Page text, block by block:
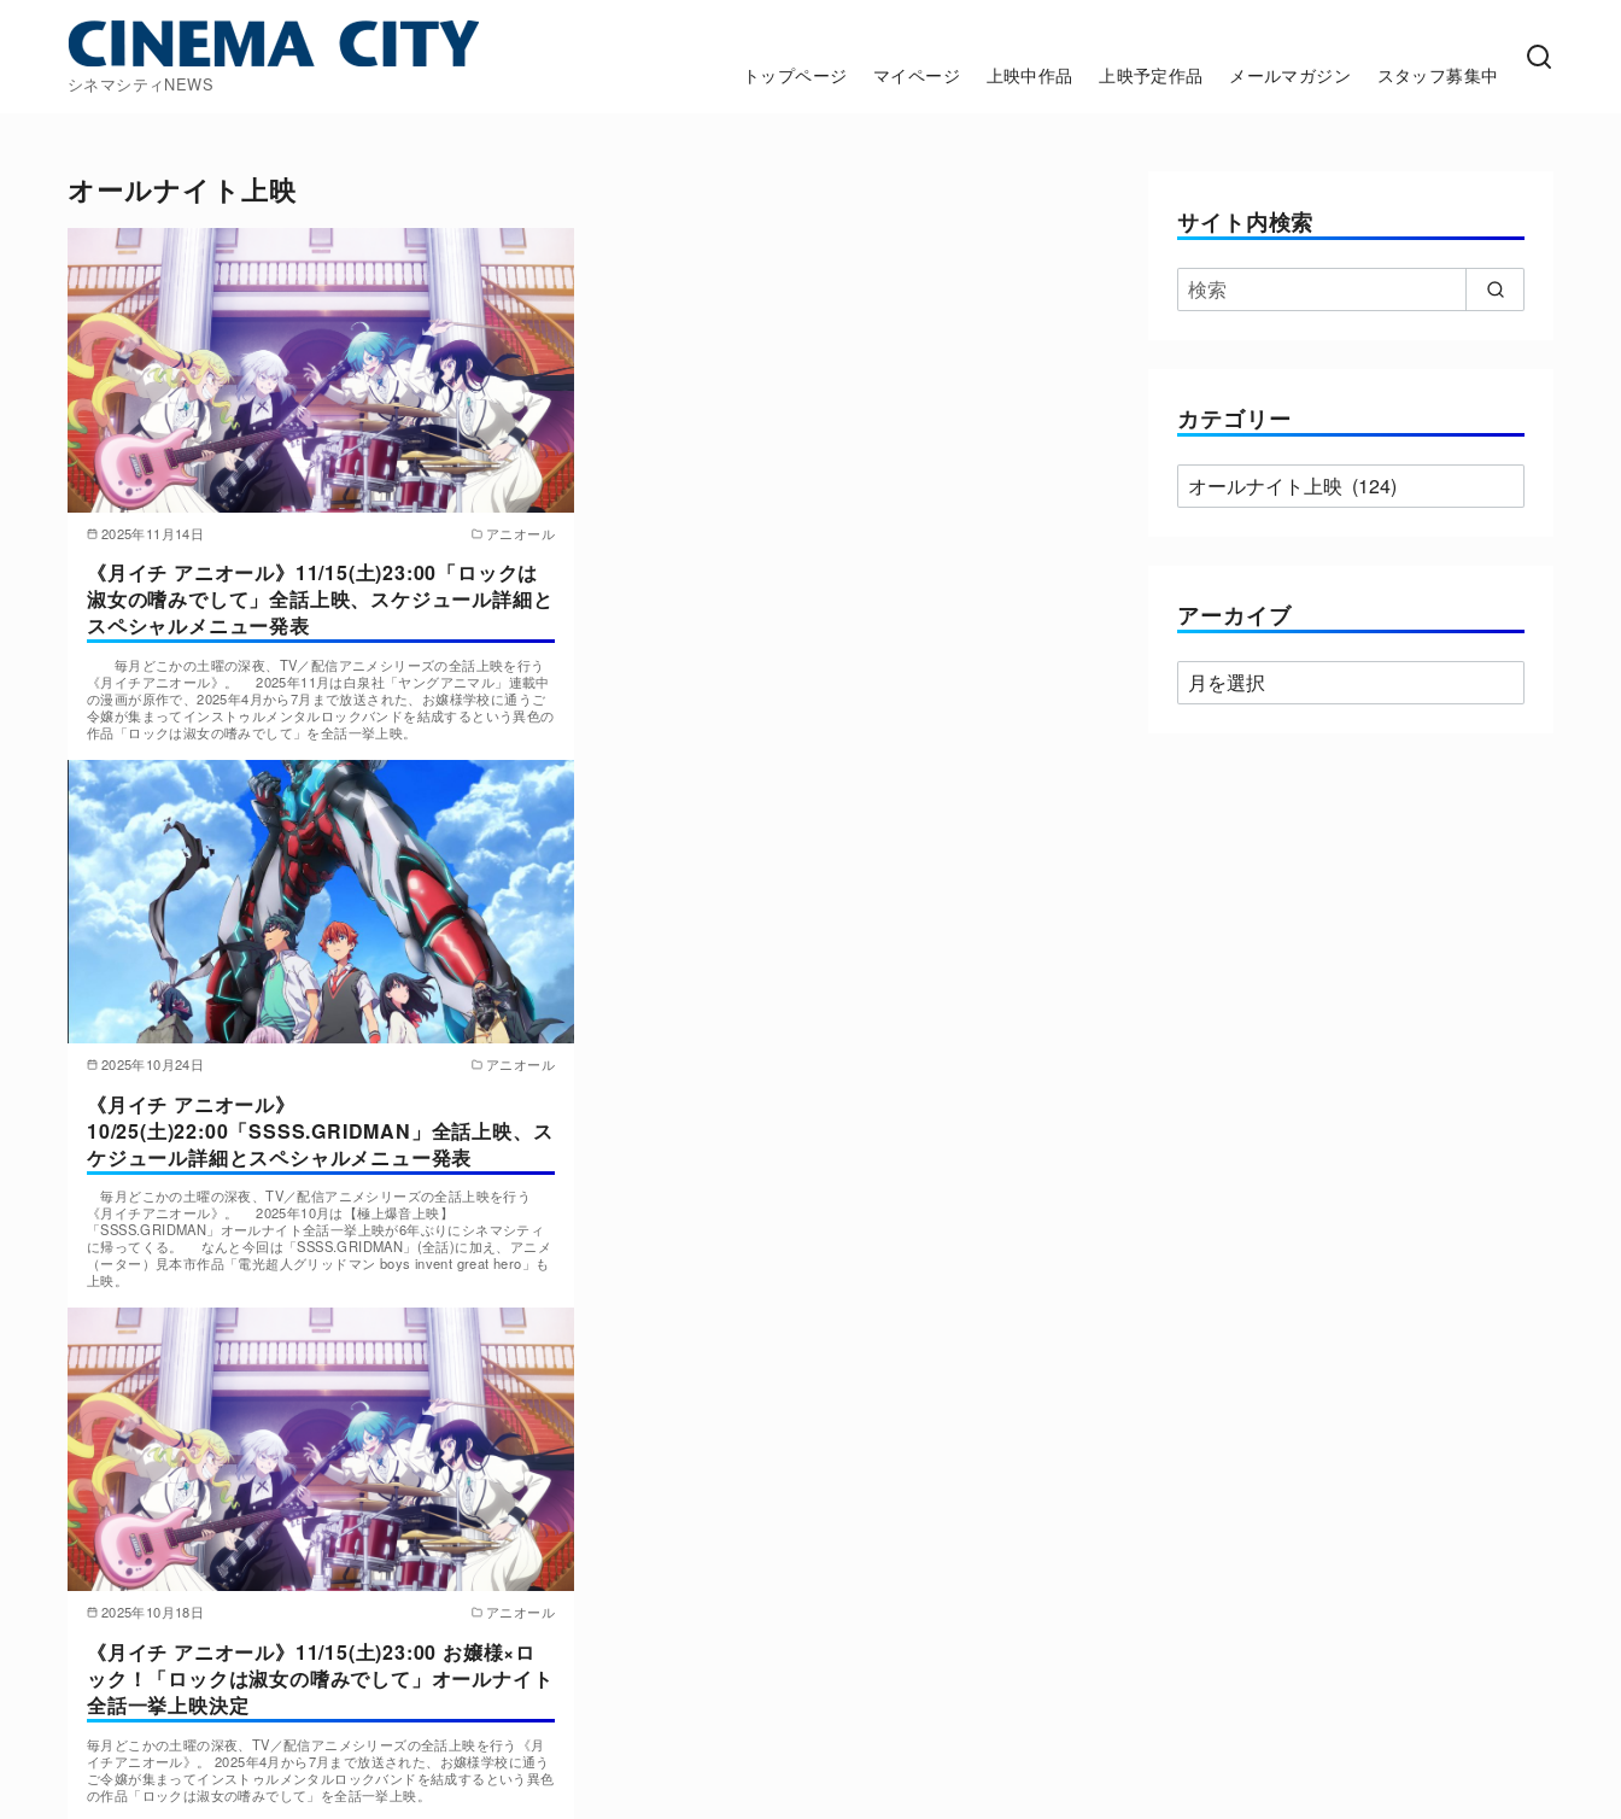
シネマシティNEWS トップページ マイページ 上映中作品 上映予定作品 メールマガジン スタッフ募集中
オールナイト上映
2025年11月14日 アニオール
《月イチ アニオール》11/15(土)23:00「ロックは
淑女の嗜みでして」全話上映、スケジュール詳細と
スペシャルメニュー発表
毎月どこかの土曜の深夜、TV／配信アニメシリーズの全話上映を行う
《月イチアニオール》。 2025年11月は白泉社「ヤングアニマル」連載中
の漫画が原作で、2025年4月から7月まで放送された、お嬢様学校に通うご
令嬢が集まってインストゥルメンタルロックバンドを結成するという異色の
作品「ロックは淑女の嗜みでして」を全話一挙上映。
2025年10月24日 アニオール
《月イチ アニオール》
10/25(土)22:00「SSSS.GRIDMAN」全話上映、ス
ケジュール詳細とスペシャルメニュー発表
毎月どこかの土曜の深夜、TV／配信アニメシリーズの全話上映を行う
《月イチアニオール》。 2025年10月は【極上爆音上映】
「SSSS.GRIDMAN」オールナイト全話一挙上映が6年ぶりにシネマシティ
に帰ってくる。 なんと今回は「SSSS.GRIDMAN」(全話)に加え、アニメ
（ーター）見本市作品「電光超人グリッドマン boys invent great hero」も
上映。
2025年10月18日 アニオール
《月イチ アニオール》11/15(土)23:00 お嬢様×ロ
ック！「ロックは淑女の嗜みでして」オールナイト
全話一挙上映決定
毎月どこかの土曜の深夜、TV／配信アニメシリーズの全話上映を行う《月
イチアニオール》。 2025年4月から7月まで放送された、お嬢様学校に通う
ご令嬢が集まってインストゥルメンタルロックバンドを結成するという異色
の作品「ロックは淑女の嗜みでして」を全話一挙上映。
サイト内検索
カテゴリー
カ
テ
ー
アーカイブ
ア
ー